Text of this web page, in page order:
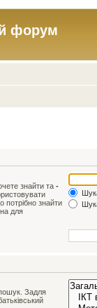
форум
знайти та -
потрібно знайти
для
Задля